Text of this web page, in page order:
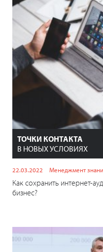
ТОЧКИ КОНТАКТА
В НОВЫХ УСЛОВИЯХ
22.03.2022 Менеджмент
Как сохранить интернет-
бизнес?